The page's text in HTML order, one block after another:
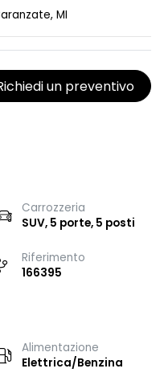
MI
un preventivo
Carrozzeria
SUV, 5 porte, 5 posti
Riferimento
166395
Alimentazione
Elettrica/Benzina